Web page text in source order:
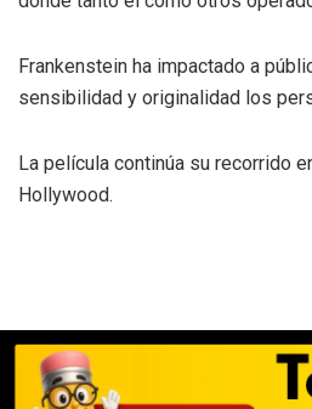
Frankenstein ha impactado a
sensibilidad y originalidad los
La película continúa su recorrido
Hollywood.